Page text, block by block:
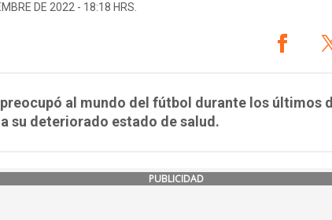
DE 2022 - 18:18 HRS.
preocupó al mundo del fútbol durante los últimos
su deteriorado estado de salud.
PUBLICIDAD